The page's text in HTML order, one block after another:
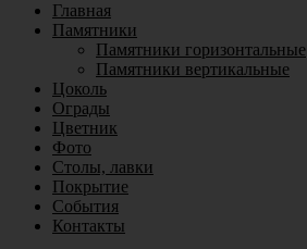
Главная
Памятники
Памятники горизонтальные
Памятники вертикальные
Цоколь
Ограды
Цветник
Фото
Столы, лавки
Покрытие
События
Контакты